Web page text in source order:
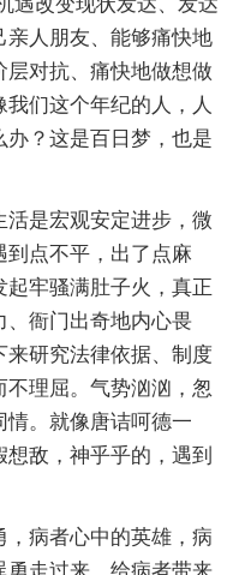
亲人朋友、能够痛快地
对抗、痛快地做想做
们这个年纪的人，人
？这是百日梦，也是
是宏观安定进步，微
到点不平，出了点麻
牢骚满肚子火，真正
、衙门出奇地内心畏
研究法律依据、制度
理屈。气势汹汹，怱
情。就像唐诘呵德一
敌，神乎乎的，遇到
病者心中的英雄，病